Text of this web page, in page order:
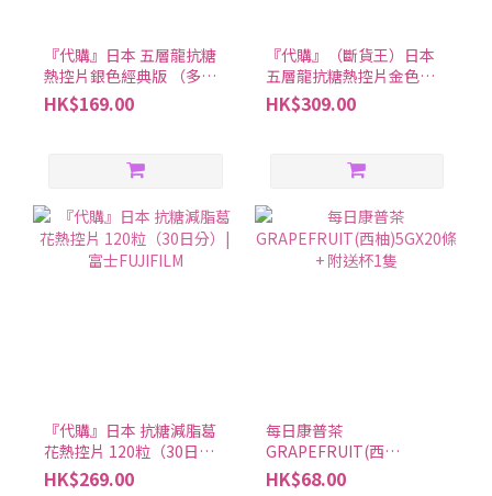
『代購』日本 五層龍抗糖
熱控片銀色經典版 （多款
可選）| 富士FUJIFILM
HK$169.00
『代購』（斷貨王）日本
五層龍抗糖熱控片金色加
強版 （多款可選）| 富士
FUJIFILM
HK$309.00
『代購』日本 抗糖減脂葛
花熱控片 120粒（30日
分）| 富士FUJIFILM
HK$269.00
每日康普茶
GRAPEFRUIT(西
柚)5GX20條 + 附送杯1隻
HK$68.00